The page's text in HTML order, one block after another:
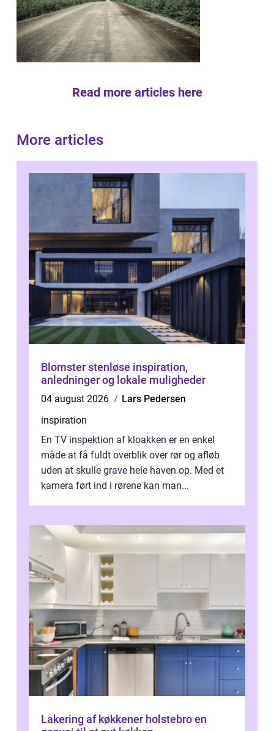
Read more articles here
More articles
Blomster stenløse inspiration,
anledninger og lokale muligheder
04 august 2026
Lars Pedersen
inspiration
En TV inspektion af kloakken er en enkel
måde at få fuldt overblik over rør og afløb
uden at skulle grave hele haven op. Med et
kamera ført ind i rørene kan man...
Lakering af køkkener holstebro en